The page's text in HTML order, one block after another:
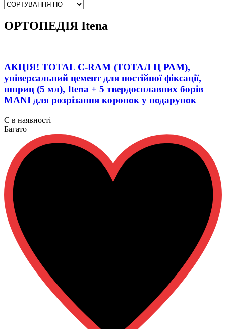
ОРТОПЕДІЯ Itena
АКЦІЯ! TOTAL C-RAM (ТОТАЛ Ц РАМ),
універсальний цемент для постійної фіксації,
шприц (5 мл), Itena + 5 твердосплавних борів
MANI для розрізання коронок у подарунок
Є в наявності
Багато